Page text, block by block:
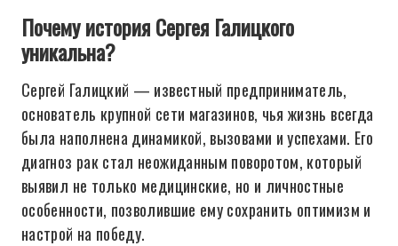
Почему история Сергея Галицкого
уникальна?
Сергей Галицкий — известный предприниматель,
основатель крупной сети магазинов, чья жизнь всегда
была наполнена динамикой, вызовами и успехами. Его
диагноз рак стал неожиданным поворотом, который
выявил не только медицинские, но и личностные
особенности, позволившие ему сохранить оптимизм и
настрой на победу.